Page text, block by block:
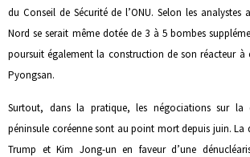
du Conseil de Sécurité de l’ONU. Selon les analystes
Nord se serait même dotée de 3 à 5 bombes
poursuit également la construction de son réacteur à
Pyongsan.
Surtout, dans la pratique, les négociations sur la
péninsule coréenne sont au point mort depuis juin. La
Trump et Kim Jong-un en faveur d’une